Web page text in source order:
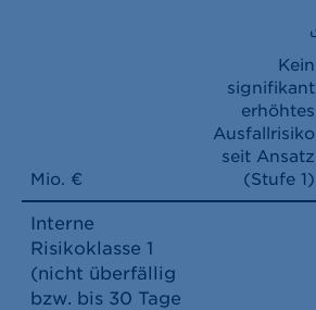
Mio. €
Kein
signifikant
erhöhtes
Ausfallrisiko
seit Ansatz
(Stufe 1)
Interne
Risikoklasse 1
(nicht überfällig
bzw. bis 30 Tage